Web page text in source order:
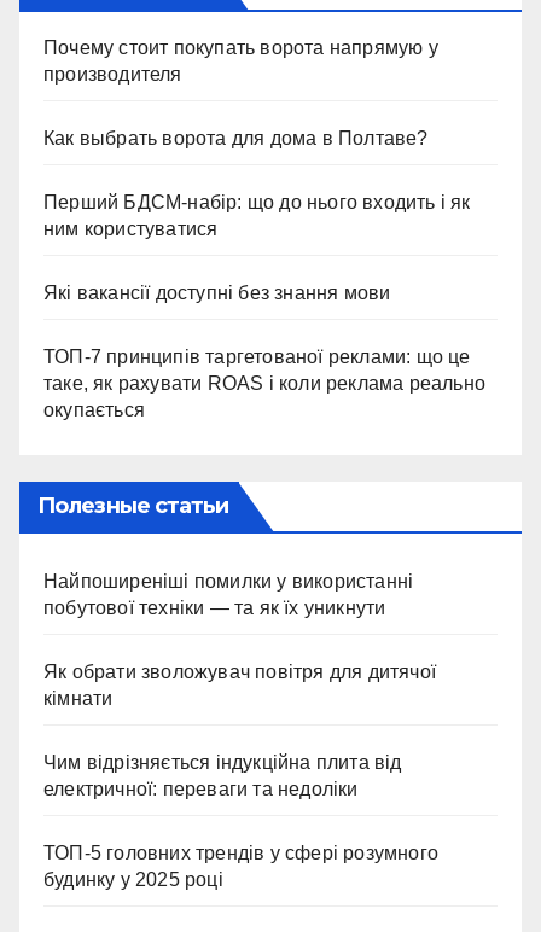
Почему стоит покупать ворота напрямую у
производителя
Как выбрать ворота для дома в Полтаве?
Перший БДСМ-набір: що до нього входить і як
ним користуватися
Які вакансії доступні без знання мови
ТОП-7 принципів таргетованої реклами: що це
таке, як рахувати ROAS і коли реклама реально
окупається
Полезные статьи
Найпоширеніші помилки у використанні
побутової техніки — та як їх уникнути
Як обрати зволожувач повітря для дитячої
кімнати
Чим відрізняється індукційна плита від
електричної: переваги та недоліки
ТОП-5 головних трендів у сфері розумного
будинку у 2025 році